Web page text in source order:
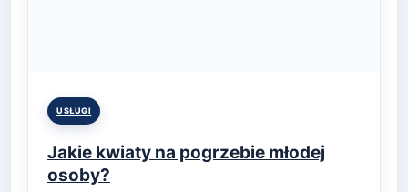
Posted
USŁUGI
Jakie kwiaty na pogrzebie młodej
osoby?